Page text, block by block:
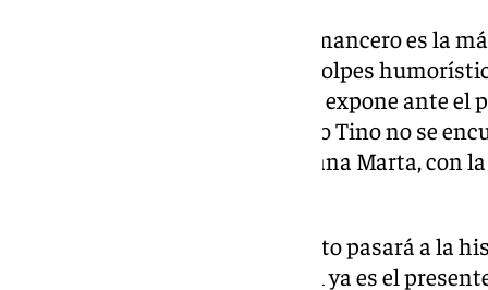
De todas las modalidades, el romancero es la
rimado, por la exigencia de los golpes
también porque el intérprete se expone ante
compañeros. Por suerte, nuestro Tino no se
cartelón se encuentra su hermana Marta, con
Aunque él no sea consciente, esto pasará a la
engañemos: él no es el futuro, él ya es el